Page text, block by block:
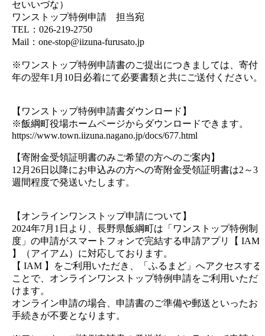
セいいづな）
ワンストップ特例申請 担当宛
TEL：026-219-2750
Mail：one-stop@iizuna-furusato.jp
※ワンストップ特例申請書のご提出につきましては、寄付
年の翌年1月10日必着にて必要書類と共にご送付ください。
【ワンストップ特例申請書ダウンロード】
※飯綱町役場ホームページからダウンロードできます。
https://www.town.iizuna.nagano.jp/docs/677.html
【寄附金受領証明書のみご希望の方へのご案内】
12月26日以降にお申込みの方への寄附金受領証明書は2～3
週間程度で発送いたします。
【オンラインワンストップ申請について】
2024年7月1日より、長野県飯綱町は「ワンストップ特例制
度」の申請がスマートフォンで完結する申請アプリ【 IAM
】（アイアム）に対応しております。
【 IAM 】をご利用いただき、「ふるまど」へアクセスする
ことで、オンラインワンストップ特例申請をご利用いただ
けます。
オンライン申請の場合、申請書のご準備や郵送といったお
手続きが不要となります。